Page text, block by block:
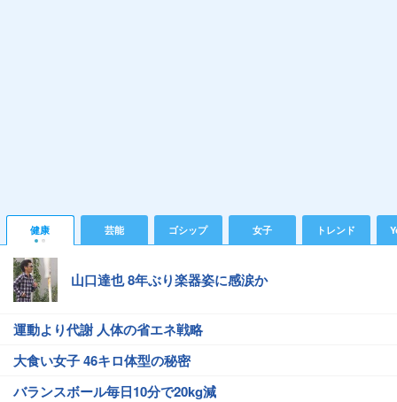
健康 芸能 ゴシップ 女子 トレンド
山口達也 8年ぶり楽器姿に感涙か
運動より代謝 人体の省エネ戦略
大食い女子 46キロ体型の秘密
バランスボール毎日10分で20kg減